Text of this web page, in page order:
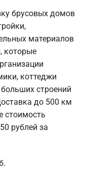
брусовых домов
материалов
которые
коттеджи
строений
до 500 км
стоимость
рублей за